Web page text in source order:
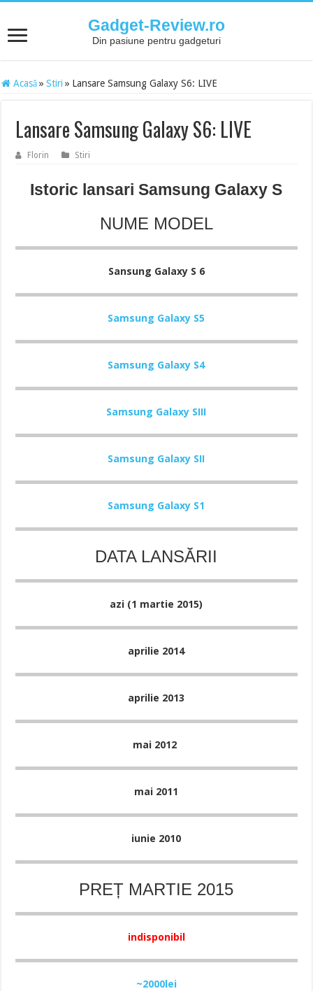
Gadget-Review.ro
Din pasiune pentru gadgeturi
Acasă » Stiri » Lansare Samsung Galaxy S6: LIVE
Lansare Samsung Galaxy S6: LIVE
Florin Stiri
Istoric lansari Samsung Galaxy S
NUME MODEL
Sansung Galaxy S 6
Samsung Galaxy S5
Samsung Galaxy S4
Samsung Galaxy SIII
Samsung Galaxy SII
Samsung Galaxy S1
DATA LANSĂRII
azi (1 martie 2015)
aprilie 2014
aprilie 2013
mai 2012
mai 2011
iunie 2010
PREȚ MARTIE 2015
indisponibil
~2000lei